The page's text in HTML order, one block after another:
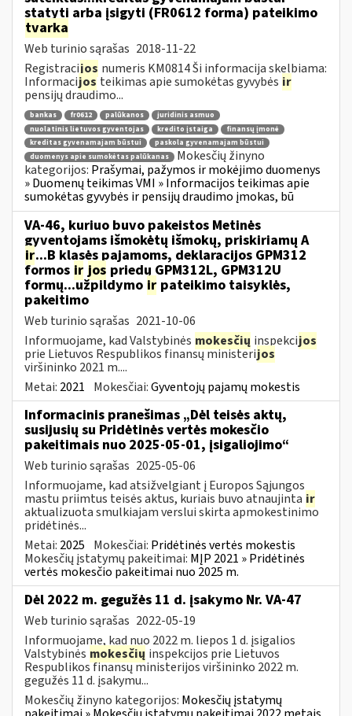
statyti arba įsigyti (FR0612 forma) pateikimo
tvarka
Web turinio sąrašas 2018-11-22
Registracijos numeris KM0814 Ši informacija skelbiama:
Informacijosteikimas apie sumokėtas gyvybės ir
pensijų draudimo...
bankas fr0612 palūkanos
juridinis asmuo
nuolatinis lietuvos gyventojas
kredito įstaiga
finansų įmonė
kreditas gyvenamajam būstui
paskola gyvenamajam būstui
duomenys apie sumokėtas palūkanas
Mokesčių žinyno
kategorijos: Prašymai, pažymos ir mokėjimo duomenys
» Duomenų teikimas VMI » Informacijos teikimas apie
sumokėtas gyvybės ir pensijų draudimo įmokas, bū
VA-46, kuriuo buvo pakeistos Metinės
gyventojams išmokėtų išmokų, priskiriamų A
ir...B klasės pajamoms, deklaracijos GPM312
formos ir jos priedų GPM312L, GPM312U
formų...užpildymo ir pateikimo taisyklės,
pakeitimo
Web turinio sąrašas 2021-10-06
Informuojame, kad Valstybinės mokesčių inspekcijos
prie Lietuvos Respublikos finansų ministerijos
viršininko 2021 m....
Metai: 2021 Mokesčiai:Gyventojų pajamų mokestis
Informacinis pranešimas „Dėl teisės aktų,
susijusių su Pridėtinės vertės mokesčio
pakeitimais nuo 2025-05-01, įsigaliojimo“
Web turinio sąrašas 2025-05-06
Informuojame, kad atsižvelgiant į Europos Sąjungos
mastu priimtus teisės aktus, kuriais buvo atnaujinta ir
aktualizuota smulkiajam verslui skirta apmokestinimo
pridėtinės...
Metai: 2025 Mokesčiai: Pridėtinės vertės mokestis
Mokesčių įstatymų pakeitimai: MĮP 2021 » Pridėtinės
vertės mokesčio pakeitimai nuo 2025 m.
Dėl 2022 m. gegužės 11 d. įsakymo Nr. VA-47
Web turinio sąrašas 2022-05-19
Informuojame, kad nuo 2022 m. liepos 1 d. įsigalios
Valstybinės mokesčių inspekcijos prie Lietuvos
Respublikos finansų ministerijos viršininko 2022 m.
gegužės 11 d. įsakymu...
Mokesčių žinyno kategorijos: Mokesčių įstatymų